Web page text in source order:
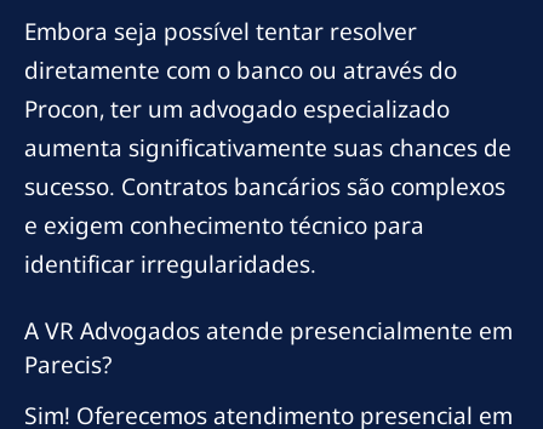
Embora seja possível tentar resolver
diretamente com o banco ou através do
Procon, ter um advogado especializado
aumenta significativamente suas chances de
sucesso. Contratos bancários são complexos
e exigem conhecimento técnico para
identificar irregularidades.
A VR Advogados atende presencialmente em
Parecis?
Sim! Oferecemos atendimento presencial em